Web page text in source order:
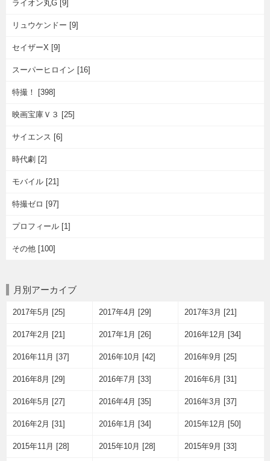
ライオン丸G [9]
リュウケンドー [9]
セイザーX [9]
スーパーヒロイン [16]
特撮！ [398]
映画宝庫Ｖ３ [25]
サイエンス [6]
時代劇 [2]
モバイル [21]
特撮ゼロ [97]
プロフィール [1]
その他 [100]
月別アーカイブ
2017年5月 [25] 2017年4月 [29] 2017年3月 [21]
2017年2月 [21] 2017年1月 [26] 2016年12月 [34]
2016年11月 [37] 2016年10月 [42] 2016年9月 [25]
2016年8月 [29] 2016年7月 [33] 2016年6月 [31]
2016年5月 [27] 2016年4月 [35] 2016年3月 [37]
2016年2月 [31] 2016年1月 [34] 2015年12月 [50]
2015年11月 [28] 2015年10月 [28] 2015年9月 [33]